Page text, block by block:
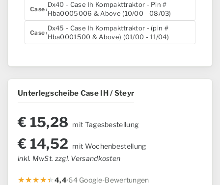
Case
Dx40 - Case Ih Kompakttraktor - Pin #
Hba0005006 & Above (10/00 - 08/03)
Case
Dx45 - Case Ih Kompakttraktor - (pin #
Hba0001500 & Above) (01/00 - 11/04)
Unterlegscheibe Case IH / Steyr
€ 15,28 mit Tagesbestellung
€ 14,52 mit Wochenbestellung
inkl. MwSt. zzgl. Versandkosten
4,4·64 Google-Bewertungen